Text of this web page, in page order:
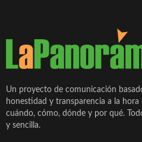
Un proyecto de comunicación
honestidad y transparencia a la
cuándo, cómo, dónde y por qué.
y sencilla.